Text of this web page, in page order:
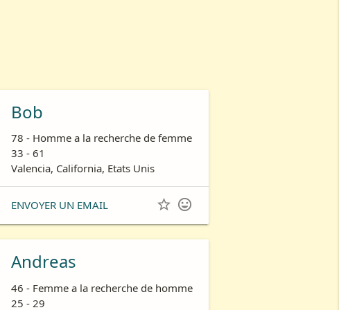
Bob
78 - Homme a la recherche de femme
33 - 61
Valencia, California, Etats Unis
ENVOYER UN EMAIL  
Andreas
46 - Femme a la recherche de homme
25 - 29